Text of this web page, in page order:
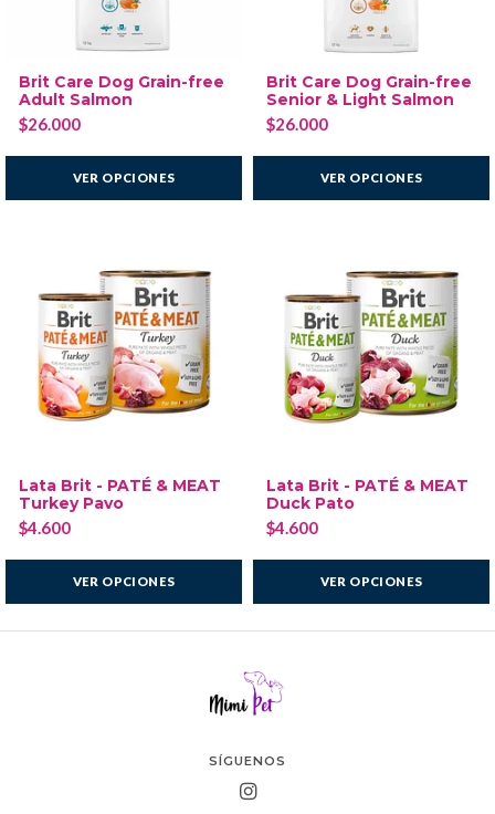
Brit Care Dog Grain-free
Adult Salmon
$26.000
VER OPCIONES
Brit Care Dog Grain-free
Senior & Light Salmon
$26.000
VER OPCIONES
Lata Brit - PATÉ & MEAT
Turkey Pavo
$4.600
VER OPCIONES
Lata Brit - PATÉ & MEAT
Duck Pato
$4.600
VER OPCIONES
SÍGUENOS